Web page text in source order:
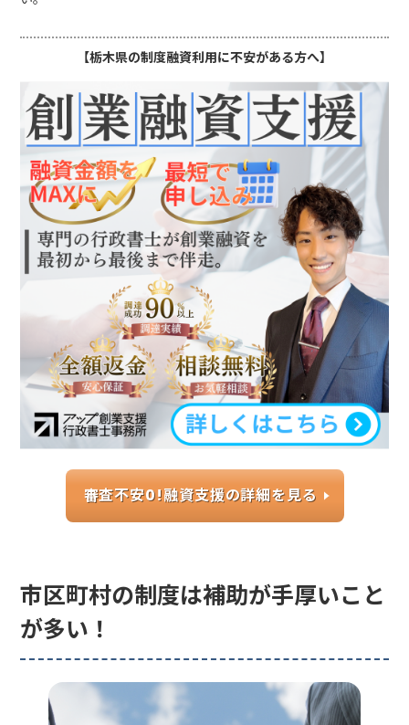
【栃木県の制度融資利用に不安がある方へ】
審査不安0!融資支援の詳細を見る
市区町村の制度は補助が手厚いこと
が多い！